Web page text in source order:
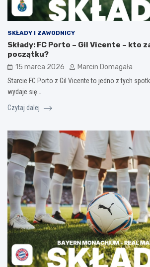
SKŁADY I ZAWODNICY
Składy: FC Porto – Gil Vicente – kto
początku?
15 marca 2026 Marcin Domagała
Starcie FC Porto z Gil Vicente to jedno z tych
wydaje się…
Czytaj dalej